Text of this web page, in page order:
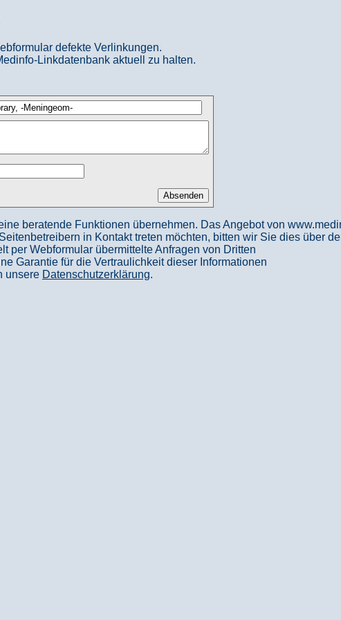
defekte Verlinkungen.
Linkdatenbank aktuell zu halten.
beratende Funktionen übernehmen. Das Angebot von
in Kontakt treten möchten, bitten wir Sie dies über
per Webformular übermittelte Anfragen von Dritten
Garantie für die Vertraulichkeit dieser Informationen
unsere Datenschutzerklärung.